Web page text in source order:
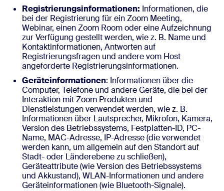
Registrierungsinformationen: Informationen, die
bei der Registrierung für ein Zoom Meeting,
Webinar, einen Zoom Room oder eine Aufzeichnung
zur Verfügung gestellt werden, wie z. B. Name und
Kontaktinformationen, Antworten auf
Registrierungsfragen und andere vom Host
angeforderte Registrierungsinformationen.
Geräteinformationen: Informationen über die
Computer, Telefone und andere Geräte, die bei der
Interaktion mit Zoom Produkten und
Dienstleistungen verwendet werden, wie z. B.
Informationen über Lautsprecher, Mikrofon, Kamera,
Version des Betriebssystems, Festplatten-ID, PC-
Name, MAC-Adresse, IP-Adresse (die verwendet
werden kann, um allgemein auf den Standort auf
Stadt- oder Länderebene zu schließen),
Geräteattribute (wie Version des Betriebssystems
und Akkustand), WLAN-Informationen und andere
Geräteinformationen (wie Bluetooth-Signale).